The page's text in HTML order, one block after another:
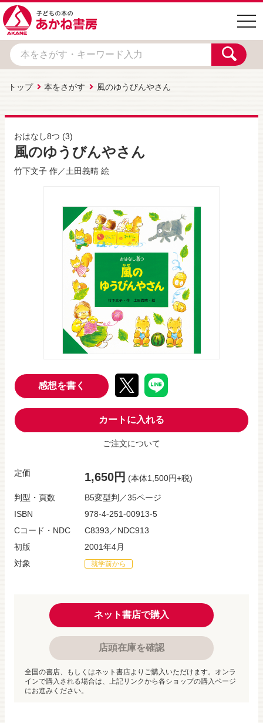
トップ 本をさがす 風のゆうびんやさん
おはなし8つ (3)
風のゆうびんやさん
竹下文子 作／土田義晴 絵
感想を書く
カートに入れる
ご注文について
定価 1,650円 (本体1,500円+税)
判型・頁数
B5変型判／35ページ
ISBN
978-4-251-00913-5
Cコード・NDC
C8393／NDC913
初版
2001年4月
対象
就学前から
ネット書店で購入
店頭在庫を確認
全国の書店、もしくはネット書店よりご購入いただけます。オンラ
インで購入される場合は、上記リンクから各ショップの購入ページ
にお進みください。